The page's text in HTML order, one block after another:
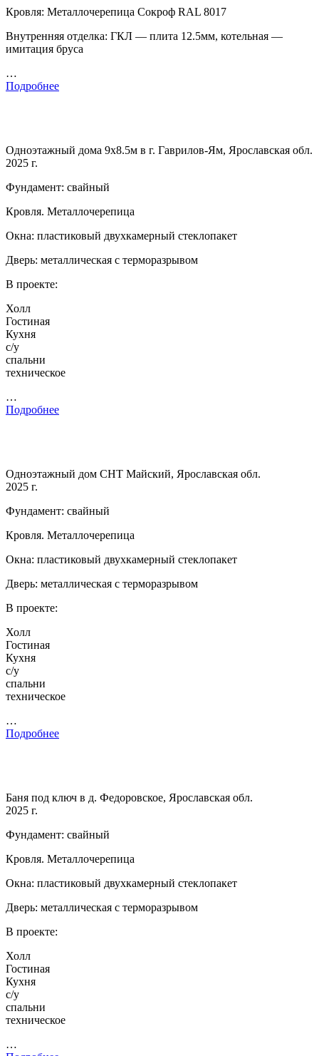
Кровля: Металлочерепица Сокроф RAL 8017
Внутренняя отделка: ГКЛ — плита 12.5мм, котельная —
имитация бруса
…
Подробнее
Одноэтажный дома 9х8.5м в г. Гаврилов-Ям, Ярославская обл.
2025 г.
Фундамент: свайный
Кровля. Металлочерепица
Окна: пластиковый двухкамерный стеклопакет
Дверь: металлическая с терморазрывом
В проекте:
Холл
Гостиная
Кухня
с/у
спальни
техническое
…
Подробнее
Одноэтажный дом СНТ Майский, Ярославская обл.
2025 г.
Фундамент: свайный
Кровля. Металлочерепица
Окна: пластиковый двухкамерный стеклопакет
Дверь: металлическая с терморазрывом
В проекте:
Холл
Гостиная
Кухня
с/у
спальни
техническое
…
Подробнее
Баня под ключ в д. Федоровское, Ярославская обл.
2025 г.
Фундамент: свайный
Кровля. Металлочерепица
Окна: пластиковый двухкамерный стеклопакет
Дверь: металлическая с терморазрывом
В проекте:
Холл
Гостиная
Кухня
с/у
спальни
техническое
…